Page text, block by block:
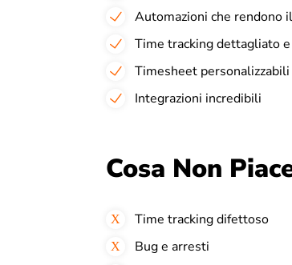
Automazioni che rendono
Time tracking dettagliato
Timesheet personalizzabili
Integrazioni incredibili
Cosa Non
Time tracking difettoso
Bug e arresti